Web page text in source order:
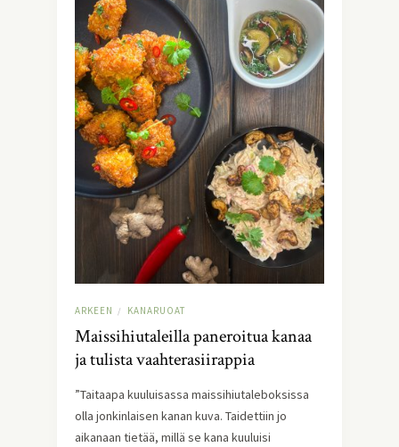
ARKEEN / KANARUOAT
Maissihiutaleilla paneroitua kanaa
ja tulista vaahterasiirappia
”Taitaapa kuuluisassa maissihiutaleboksissa
olla jonkinlaisen kanan kuva. Taidettiin jo
aikanaan tietää, millä se kana kuuluisi